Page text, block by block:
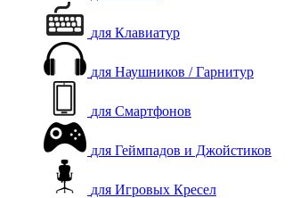
для Клавиатур
для Наушников / Гарнитур
для Смартфонов
для Геймпадов и Джойстиков
для Игровых Кресел